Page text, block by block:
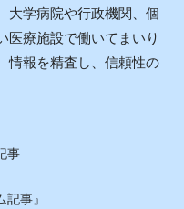
大学病院や行政機関、個
医療施設で働いてまいり
情報を精査し、信頼性の
事
事』